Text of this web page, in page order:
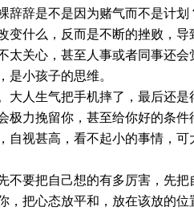
辞辞是不是因为赌气而不是计
什么，反而是不断的挫败，导
关心，甚至人事或者同事还
小孩子的思维。
人生气把手机摔了，最后还
力挽留你，甚至给你好的条
视甚高，看不起小的事情，
要把自己想的有多厉害，先
把心态放平和，放在该放的位